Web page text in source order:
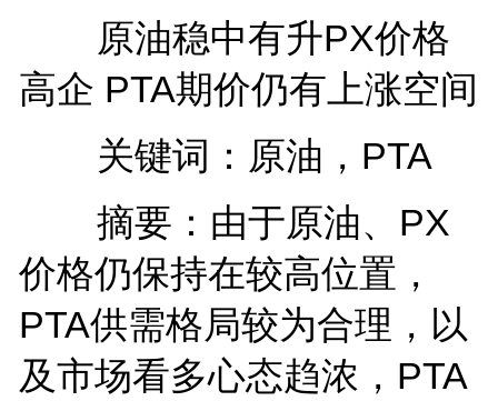
原油稳中有升PX价格
高企 PTA期价仍有上涨空间
关键词：原油，PTA
摘要：由于原油、PX
价格仍保持在较高位置，
PTA供需格局较为合理，以
及市场看多心态趋浓，PTA